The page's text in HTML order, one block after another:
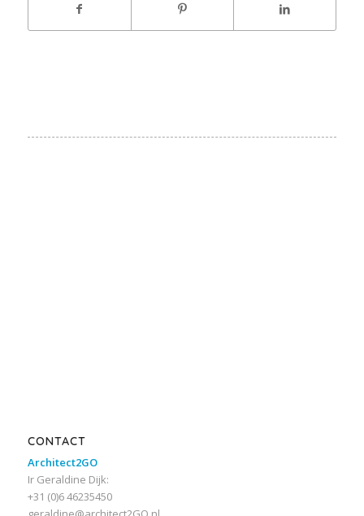
CONTACT
Architect2GO
Ir Geraldine Dijk:
+31 (0)6 46235450